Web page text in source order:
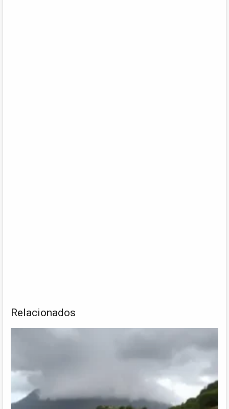
Relacionados